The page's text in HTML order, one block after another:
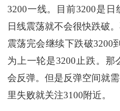
3200一线。目前3200是
日线震荡就不会很快跌破
震荡完会继续下跌破3200
为上一轮是3200止跌。那
会反弹。但是反弹空间就
里失败就关注3100附近。